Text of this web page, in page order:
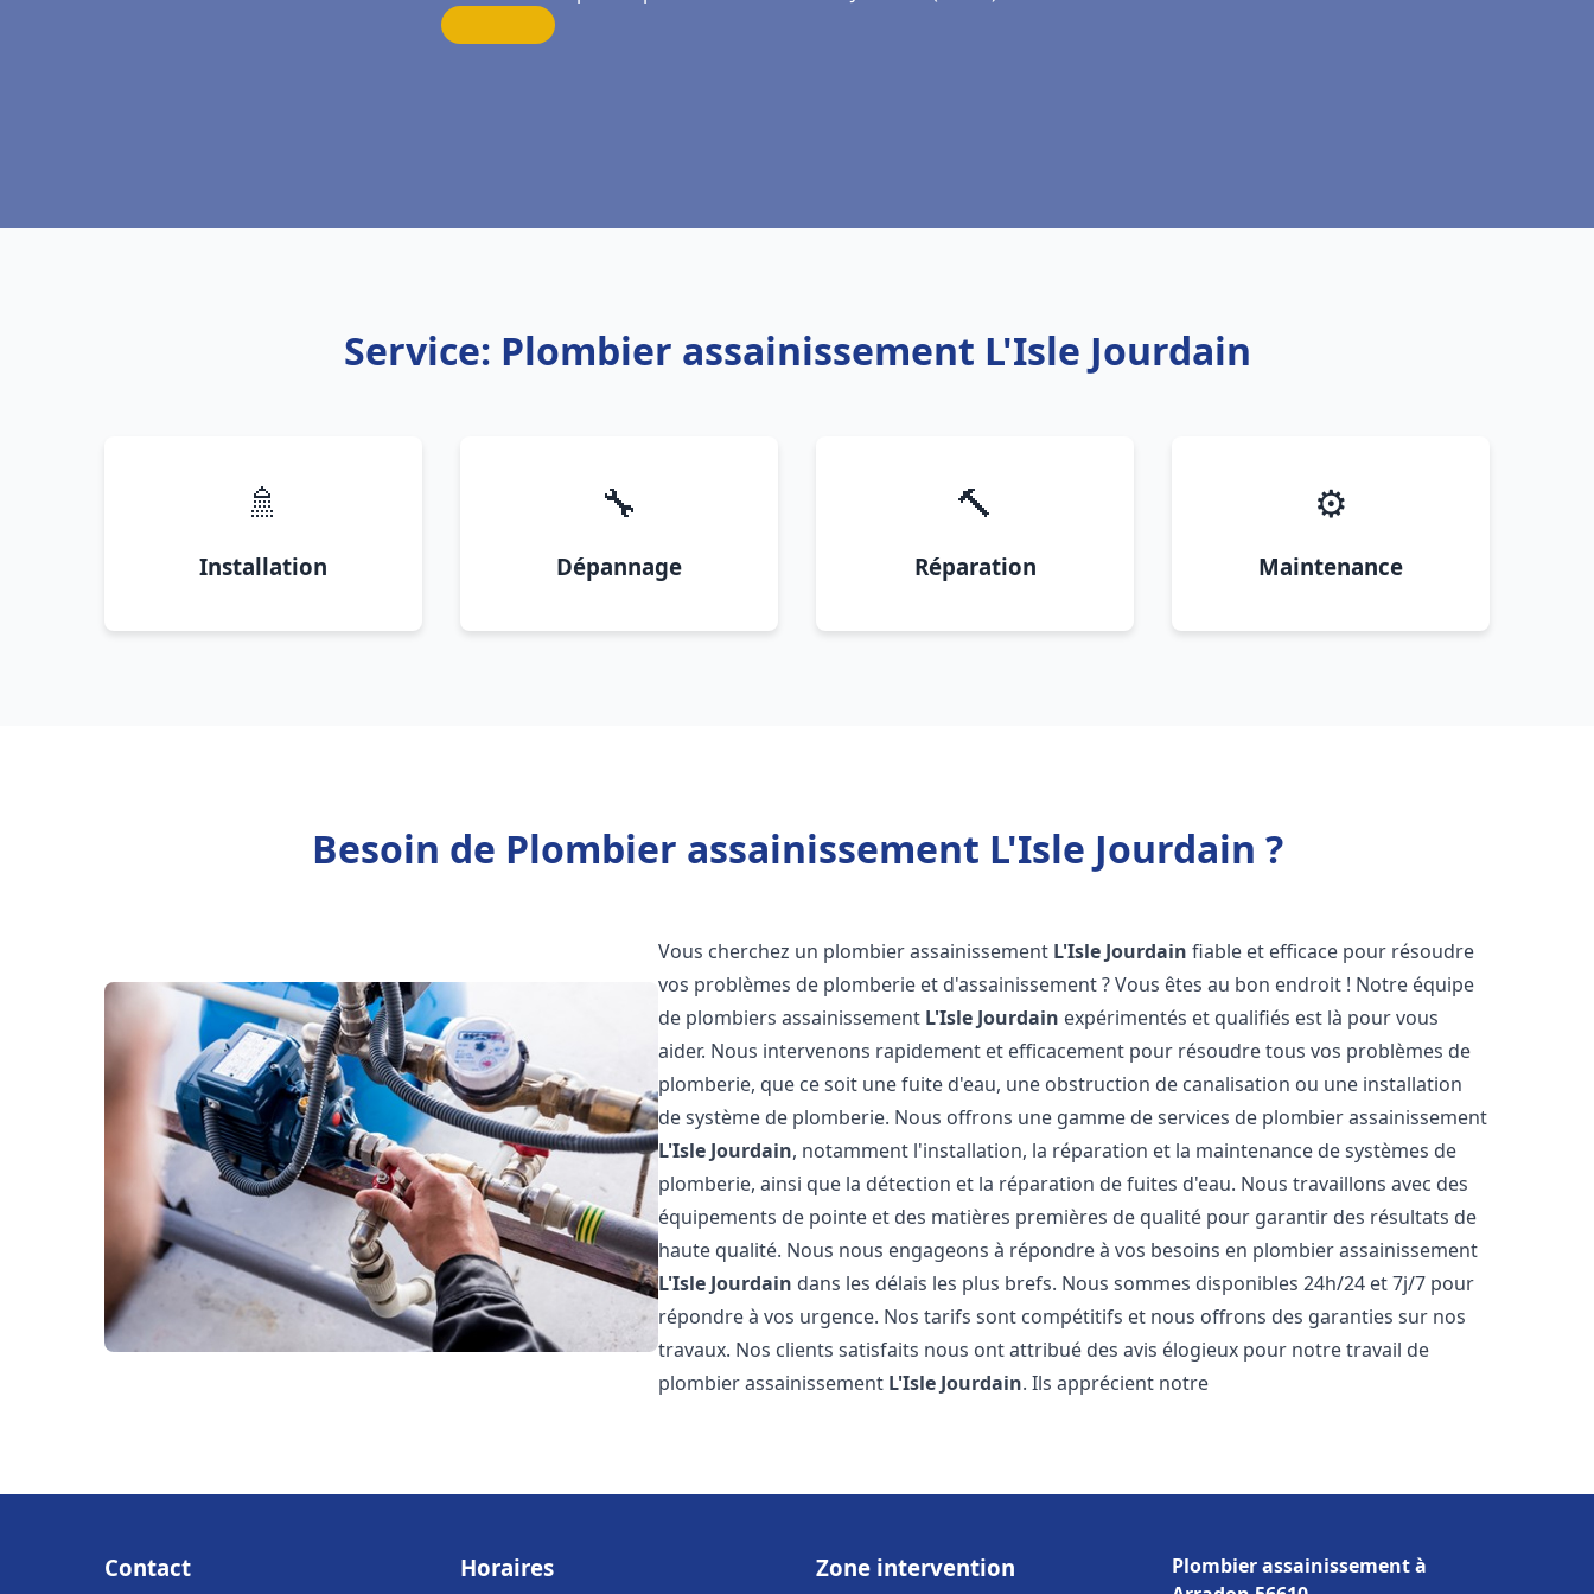
Service: Plombier assainissement L'Isle Jourdain
🚿
Installation
🔧
Dépannage
🔨
Réparation
⚙️
Maintenance
Besoin de Plombier assainissement L'Isle Jourdain ?
Vous cherchez un plombier assainissement L'Isle Jourdain fiable et efficace pour résoudre
vos problèmes de plomberie et d'assainissement ? Vous êtes au bon endroit ! Notre équipe
de plombiers assainissement L'Isle Jourdain expérimentés et qualifiés est là pour vous
aider. Nous intervenons rapidement et efficacement pour résoudre tous vos problèmes de
plomberie, que ce soit une fuite d'eau, une obstruction de canalisation ou une installation
de système de plomberie. Nous offrons une gamme de services de plombier assainissement
L'Isle Jourdain, notamment l'installation, la réparation et la maintenance de systèmes de
plomberie, ainsi que la détection et la réparation de fuites d'eau. Nous travaillons avec des
équipements de pointe et des matières premières de qualité pour garantir des résultats de
haute qualité. Nous nous engageons à répondre à vos besoins en plombier assainissement
L'Isle Jourdain dans les délais les plus brefs. Nous sommes disponibles 24h/24 et 7j/7 pour
répondre à vos urgence. Nos tarifs sont compétitifs et nous offrons des garanties sur nos
travaux. Nos clients satisfaits nous ont attribué des avis élogieux pour notre travail de
plombier assainissement L'Isle Jourdain. Ils apprécient notre
Contact Horaires Zone intervention
Plombier assainissement à